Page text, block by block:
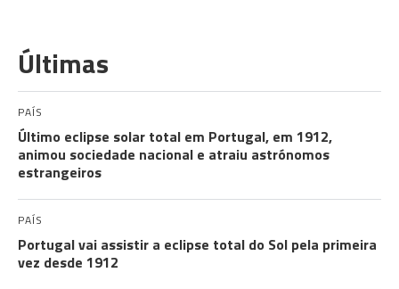
Últimas
PAÍS
Último eclipse solar total em Portugal, em 1912,
animou sociedade nacional e atraiu astrónomos
estrangeiros
PAÍS
Portugal vai assistir a eclipse total do Sol pela primeira
vez desde 1912